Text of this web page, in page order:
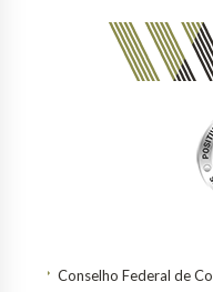
Conselho Federal de